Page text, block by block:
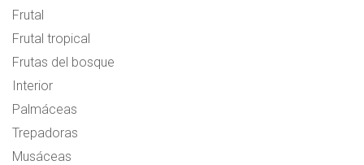
Frutal
Frutal tropical
Frutas del bosque
Interior
Palmáceas
Trepadoras
Musáceas